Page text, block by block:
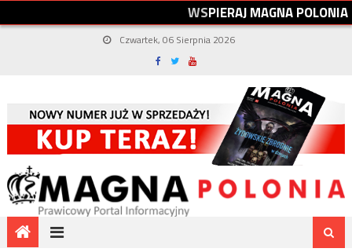
WSPIERAJMAGNAPOLONIA
Czwartek, 06 Sierpnia 2026